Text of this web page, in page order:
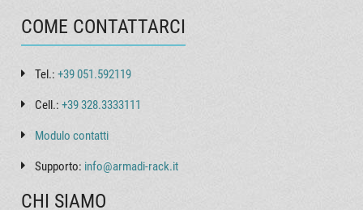
COME CONTATTARCI
Tel.:+39 051.592119
Cell.:+39 328.3333111
Modulo contatti
Supporto: info@armadi-rack.it
CHI SIAMO